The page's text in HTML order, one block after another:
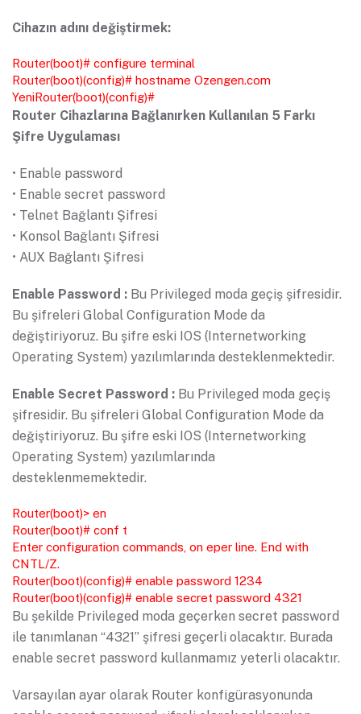
Cihazın adını değiştirmek:
Router(boot)# configure terminal
Router(boot)(config)# hostname Ozengen.com
YeniRouter(boot)(config)#
Router Cihazlarına Bağlanırken Kullanılan 5 Farkı
Şifre Uygulaması
• Enable password
• Enable secret password
• Telnet Bağlantı Şifresi
• Konsol Bağlantı Şifresi
• AUX Bağlantı Şifresi
Enable Password : Bu Privileged moda geçiş şifresidir.
Bu şifreleri Global Configuration Mode da
değiştiriyoruz. Bu şifre eski IOS (Internetworking
Operating System) yazılımlarında desteklenmektedir.
Enable Secret Password : Bu Privileged moda geçiş
şifresidir. Bu şifreleri Global Configuration Mode da
değiştiriyoruz. Bu şifre eski IOS (Internetworking
Operating System) yazılımlarında
desteklenmemektedir.
Router(boot)> en
Router(boot)# conf t
Enter configuration commands, on eper line. End with
CNTL/Z.
Router(boot)(config)# enable password 1234
Router(boot)(config)# enable secret password 4321
Bu şekilde Privileged moda geçerken secret password
ile tanımlanan “4321” şifresi geçerli olacaktır. Burada
enable secret password kullanmamız yeterli olacaktır.
Varsayılan ayar olarak Router konfigürasyonunda